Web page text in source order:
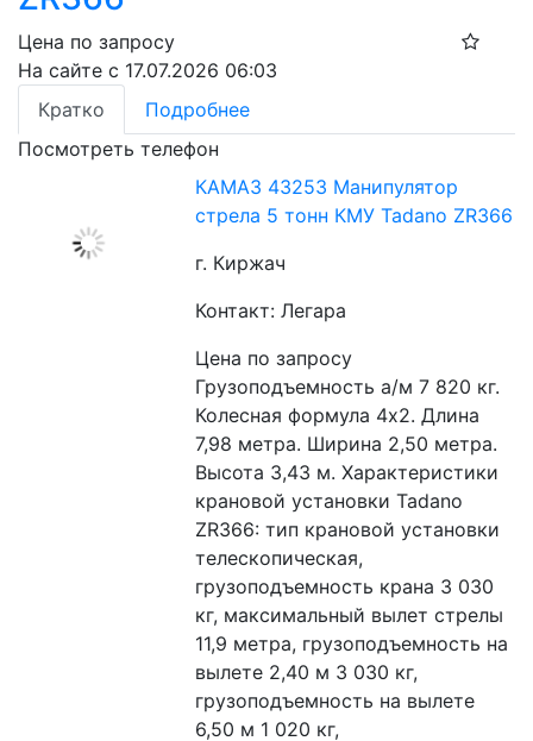
Цена по запросу
На сайте с 17.07.2026 06:03
Кратко
Подробнее
Посмотреть телефон
КАМАЗ 43253 Манипулятор
стрела 5 тонн КМУ Tadano ZR366
г. Киржач
Контакт: Легара
Цена по запросу
Грузоподъемность а/м 7 820 кг.
Колесная формула 4х2. Длина
7,98 метра. Ширина 2,50 метра.
Высота 3,43 м. Характеристики
крановой установки Tadano
ZR366: тип крановой установки
телескопическая,
грузоподъемность крана 3 030
кг, максимальный вылет стрелы
11,9 метра, грузоподъемность на
вылете 2,40 м 3 030 кг,
грузоподъемность на вылете
6,50 м 1 020 кг,